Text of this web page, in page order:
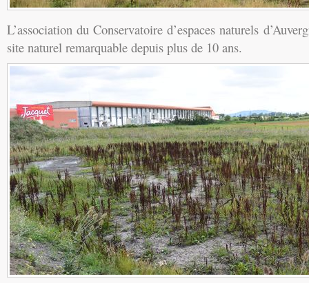
L’association du Conservatoire d’espaces naturels
site naturel remarquable depuis plus de 10 ans.